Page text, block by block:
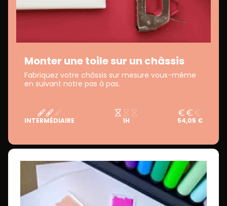
Monter une toile sur un châssis
Fabriquez votre châssis sur mesure vous-même
en suivant notre pas à pas.
INTERMÉDIAIRE 1H 54,05 €